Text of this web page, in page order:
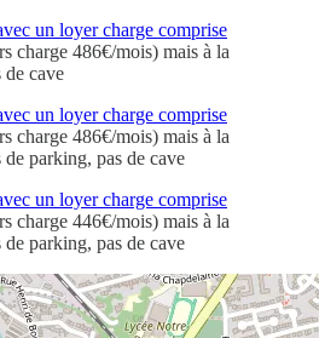
un loyer charge comprise
charge 486€/mois) mais à la
de cave
un loyer charge comprise
charge 486€/mois) mais à la
parking, pas de cave
un loyer charge comprise
charge 446€/mois) mais à la
parking, pas de cave